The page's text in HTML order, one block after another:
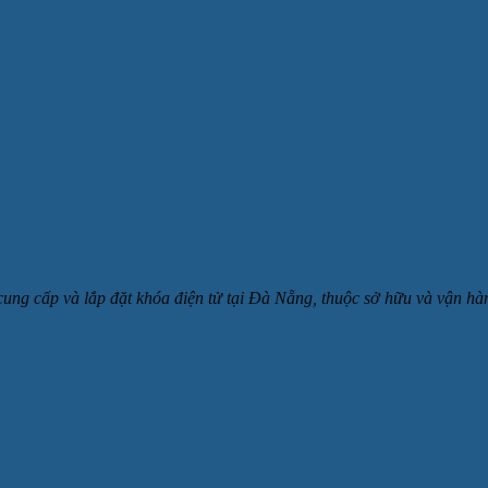
cấp và lắp đặt khóa điện tử tại Đà Nẵng, thuộc sở hữu và vận